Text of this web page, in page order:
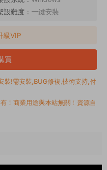
設難度： 一鍵安裝
級VIP
買
裝!需安裝,BUG修複,技術支持,付
！商業用途與本站無關！資源自